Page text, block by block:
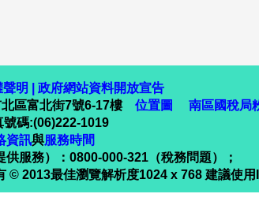
明
政府網站資料開放宣告
區富北街7號6-17樓
位置圖
南區國稅局
號碼:(06)222-1019
資訊與服務時間
服務）：0800-000-321（稅務問題）；
© 2013最佳瀏覽解析度1024 x 768 建議使